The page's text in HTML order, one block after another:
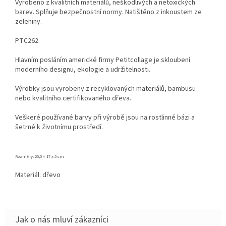
Vyrobeno z kvalitních materiálů, neškodlivých a netoxických
barev. Splňuje bezpečnostní normy. Natištěno z inkoustem ze
zeleniny.
PTC262
Hlavním posláním americké firmy Petitcollage je skloubení
moderního designu, ekologie a udržitelnosti.
Výrobky jsou vyrobeny z recyklovaných materiálů, bambusu
nebo kvalitního certifikovaného dřeva.
Veškeré používané barvy při výrobě jsou na rostlinné bázi a
šetrné k životnímu prostředí.
Rozměry:25,5 × 17 x 5cm
Materiál: dřevo